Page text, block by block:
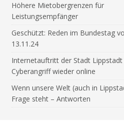
Höhere Mietobergrenzen für
Leistungsempfänger
Geschützt: Reden im Bundestag
13.11.24
Internetauftritt der Stadt Lippstadt
Cyberangriff wieder online
Wenn unsere Welt (auch in
Frage steht – Antworten